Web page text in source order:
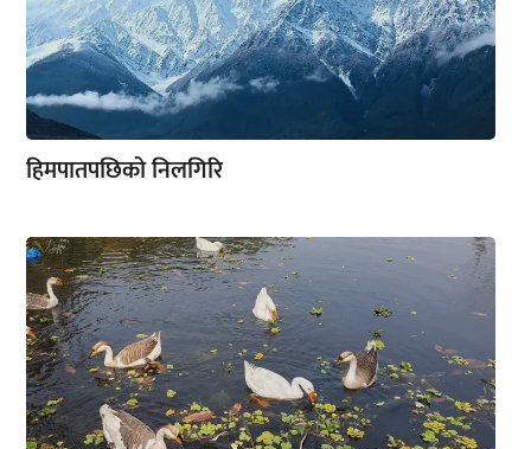
हिमपातपछिको निलगिरि